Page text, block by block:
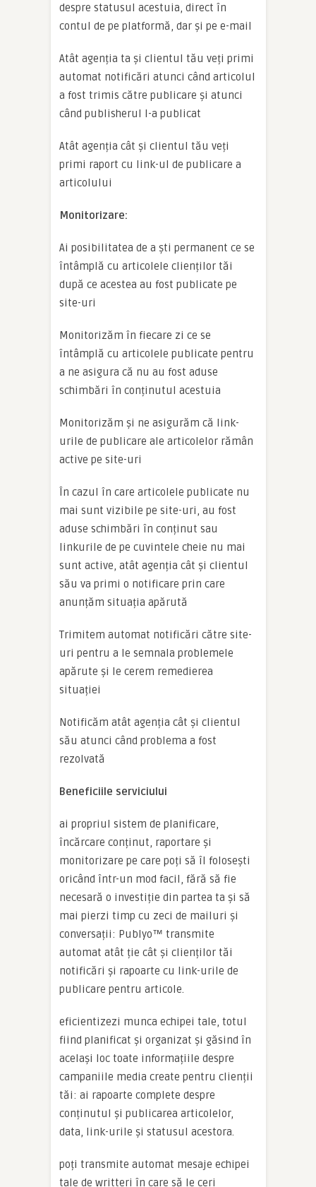
despre statusul acestuia, direct în
contul de pe platformă, dar și pe e-mail
Atât agenția ta și clientul tău veți primi
automat notificări atunci când articolul
a fost trimis către publicare și atunci
când publisherul l-a publicat
Atât agenția cât și clientul tău veți
primi raport cu link-ul de publicare a
articolului
Monitorizare:
Ai posibilitatea de a ști permanent ce se
întâmplă cu articolele clienților tăi
după ce acestea au fost publicate pe
site-uri
Monitorizăm în fiecare zi ce se
întâmplă cu articolele publicate pentru
a ne asigura că nu au fost aduse
schimbări în conținutul acestuia
Monitorizăm și ne asigurăm că link-
urile de publicare ale articolelor rămân
active pe site-uri
În cazul în care articolele publicate nu
mai sunt vizibile pe site-uri, au fost
aduse schimbări în conținut sau
linkurile de pe cuvintele cheie nu mai
sunt active, atât agenția cât și clientul
său va primi o notificare prin care
anunțăm situația apărută
Trimitem automat notificări către site-
uri pentru a le semnala problemele
apărute și le cerem remedierea
situației
Notificăm atât agenția cât și clientul
său atunci când problema a fost
rezolvată
Beneficiile serviciului
ai propriul sistem de planificare,
încărcare conținut, raportare și
monitorizare pe care poți să îl folosești
oricând într-un mod facil, fără să fie
necesară o investiție din partea ta și să
mai pierzi timp cu zeci de mailuri și
conversații: Publyo™ transmite
automat atât ție cât și clienților tăi
notificări și rapoarte cu link-urile de
publicare pentru articole.
eficientizezi munca echipei tale, totul
fiind planificat și organizat și găsind în
același loc toate informațiile despre
campaniile media create pentru clienții
tăi: ai rapoarte complete despre
conținutul și publicarea articolelor,
data, link-urile și statusul acestora.
poți transmite automat mesaje echipei
tale de writteri în care să le ceri